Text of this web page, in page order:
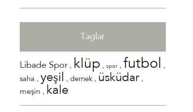
Taglar
Libade Spor , klüp ,spor ,futbol ,
saha ,yeşil ,dernek , üsküdar,
meşin , kale